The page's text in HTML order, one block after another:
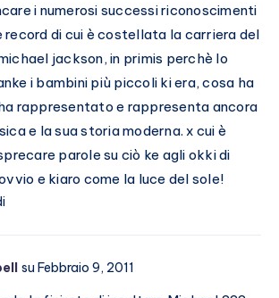
i numerosi successi riconoscimenti
record di cui è costellata la carriera del
jackson, in primis perchè lo
i bambini più piccoli ki era, cosa ha
rappresentato e rappresenta ancora
e la sua storia moderna. x cui è
parole su ciò ke agli okki di
e kiaro come la luce del sole!
su Febbraio 9, 2011